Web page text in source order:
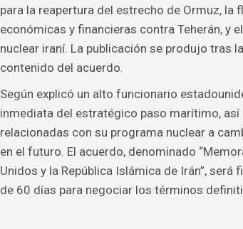
para la reapertura del estrecho de Ormuz,
económicas y financieras contra Teherán, y
nuclear iraní. La publicación se produjo tras
contenido del acuerdo.
Según explicó un alto funcionario
inmediata del estratégico paso marítimo,
relacionadas con su programa nuclear a
en el futuro. El acuerdo, denominado
Unidos y la República Islámica de Irán”,
de 60 días para negociar los términos